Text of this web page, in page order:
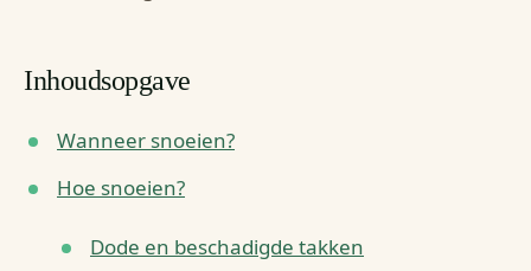
Inhoudsopgave
Wanneer snoeien?
Hoe snoeien?
Dode en beschadigde takken